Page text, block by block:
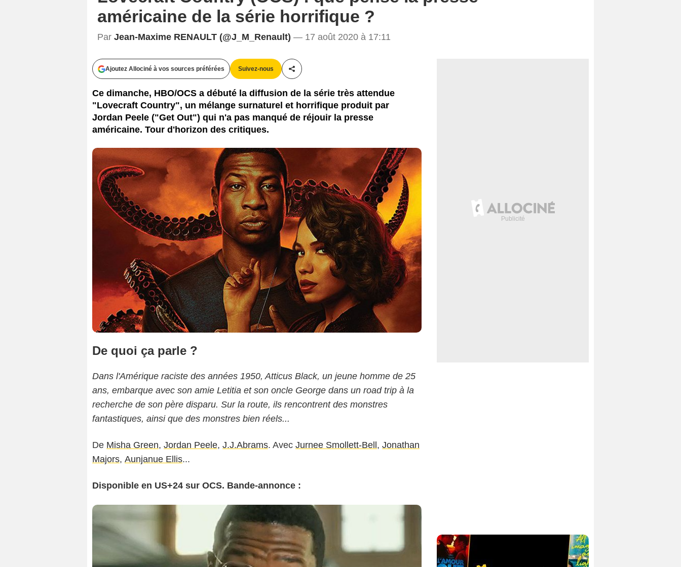
américaine de la série horrifique ?
Par Jean-Maxime RENAULT (@J_M_Renault) — 17 août 2020 à 17:11
Ajoutez Allociné à vos sources préférées Suivez-nous
Partager cet article
Ce dimanche, HBO/OCS a débuté la diffusion de la série très attendue
"Lovecraft Country", un mélange surnaturel et horrifique produit par
Jordan Peele ("Get Out") qui n'a pas manqué de réjouir la presse
américaine. Tour d'horizon des critiques.
De quoi ça parle ?
Dans l'Amérique raciste des années 1950, Atticus Black, un jeune homme de 25
ans, embarque avec son amie Letitia et son oncle George dans un road trip à la
recherche de son père disparu. Sur la route, ils rencontrent des monstres
fantastiques, ainsi que des monstres bien réels...
De Misha Green, Jordan Peele, J.J.Abrams. Avec Jurnee Smollett-Bell , Jonathan
Majors, Aunjanue Ellis...
Disponible en US+24 sur OCS. Bande-annonce :